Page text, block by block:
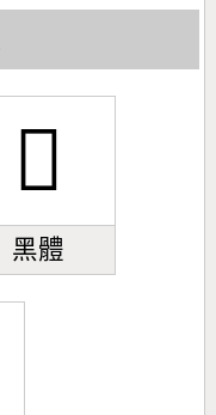
𣊖
黑體